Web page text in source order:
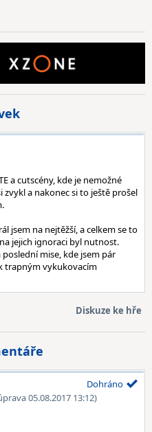
a cutscény, kde je nemožné
a nakonec si to ještě prošel
jsem na nejtěžší, a celkem se to
jejich ignoraci byl nutnost.
mise, kde jsem pár
trapným vykukovacím
Diskuze ke hře
05.08.2017 13:12)
Dohráno